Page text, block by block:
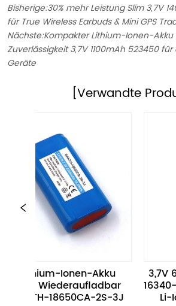
Bisherige:30% mehr Leistung Slim 3,7V
für True Wireless Earbuds & Mini GPS
Nächste:Kompakter Lithium-Ionen-
Zuverlässigkeit 3,7V 1100mAh 523450
Geräte
[Verwandte
Ionen-Akku
Wiederaufladbar
18650CA-2S-3J
3,7V
16340-
Li-